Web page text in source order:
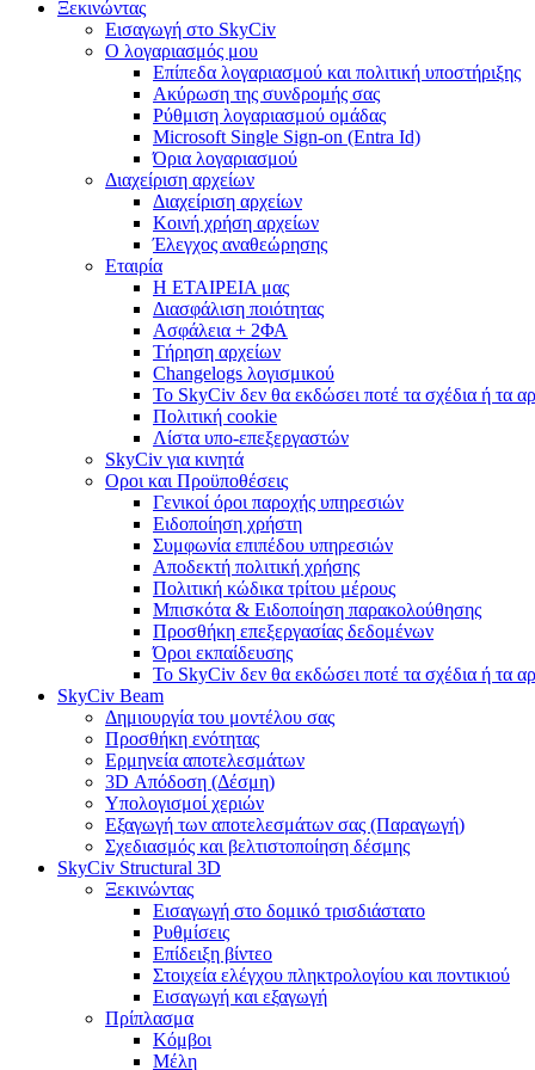
Ξεκινώντας
Εισαγωγή στο SkyCiv
Ο λογαριασμός μου
Επίπεδα λογαριασμού και πολιτική υποστήριξης
Ακύρωση της συνδρομής σας
Ρύθμιση λογαριασμού ομάδας
Microsoft Single Sign-on (Entra Id)
Όρια λογαριασμού
Διαχείριση αρχείων
Διαχείριση αρχείων
Κοινή χρήση αρχείων
Έλεγχος αναθεώρησης
Εταιρία
Η ΕΤΑΙΡΕΙΑ μας
Διασφάλιση ποιότητας
Ασφάλεια + 2ΦΑ
Τήρηση αρχείων
Changelogs λογισμικού
Το SkyCiv δεν θα εκδώσει ποτέ τα σχέδια ή τα
Πολιτική cookie
Λίστα υπο-επεξεργαστών
SkyCiv για κινητά
Οροι και Προϋποθέσεις
Γενικοί όροι παροχής υπηρεσιών
Ειδοποίηση χρήστη
Συμφωνία επιπέδου υπηρεσιών
Αποδεκτή πολιτική χρήσης
Πολιτική κώδικα τρίτου μέρους
Μπισκότα & Ειδοποίηση παρακολούθησης
Προσθήκη επεξεργασίας δεδομένων
Όροι εκπαίδευσης
Το SkyCiv δεν θα εκδώσει ποτέ τα σχέδια ή τα
SkyCiv Beam
Δημιουργία του μοντέλου σας
Προσθήκη ενότητας
Ερμηνεία αποτελεσμάτων
3D Απόδοση (Δέσμη)
Υπολογισμοί χεριών
Εξαγωγή των αποτελεσμάτων σας (Παραγωγή)
Σχεδιασμός και βελτιστοποίηση δέσμης
SkyCiv Structural 3D
Ξεκινώντας
Εισαγωγή στο δομικό τρισδιάστατο
Ρυθμίσεις
Επίδειξη βίντεο
Στοιχεία ελέγχου πληκτρολογίου και ποντικιού
Εισαγωγή και εξαγωγή
Πρίπλασμα
Κόμβοι
Μέλη